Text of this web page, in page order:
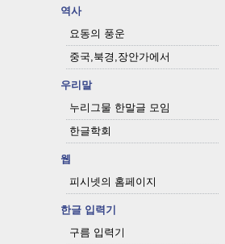
역사
요동의 풍운
중국,북경,장안가에서
우리말
누리그물 한말글 모임
한글학회
웹
피시넷의 홈페이지
한글 입력기
구름 입력기